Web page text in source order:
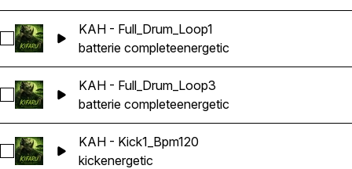
Sélectionnez KAH - Full_Drum_Loop1
KAH - Full_Drum_Loop1
batterie completeenergetic
Sélectionnez KAH - Full_Drum_Loop3
KAH - Full_Drum_Loop3
batterie completeenergetic
Sélectionnez KAH - Kick1_Bpm120
KAH - Kick1_Bpm120
kickenergetic